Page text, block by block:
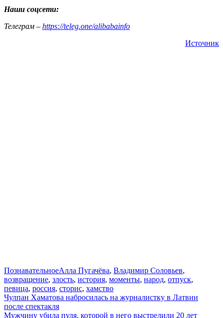
Наши соцсети:
Телеграм – https://teleg.one/alibabainfo
Источник
ПознавательноеАлла Пугачёва, Владимир Соловьев,
возвращение, злость, история, моменты, народ, отпуск,
певица, россия, сторис, хамство
Навигация
по
Чулпан Хаматова набросилась на журналистку в Латвии
после спектакля
Мужчину убила пуля, которой в него выстрелили 20 лет